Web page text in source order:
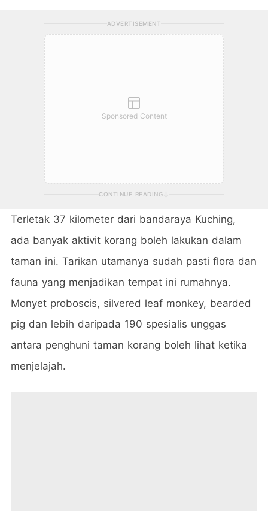
ADVERTISEMENT
Sponsored Content
CONTINUE READING
Terletak 37 kilometer dari bandaraya Kuching,
ada banyak aktivit korang boleh lakukan dalam
taman ini. Tarikan utamanya sudah pasti flora dan
fauna yang menjadikan tempat ini rumahnya.
Monyet proboscis, silvered leaf monkey, bearded
pig dan lebih daripada 190 spesialis unggas
antara penghuni taman korang boleh lihat ketika
menjelajah.